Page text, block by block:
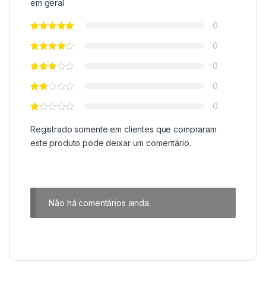
em geral
0
0
0
0
0
Registrado somente em clientes que compraram
este produto pode deixar um comentário.
Não há comentários ainda.